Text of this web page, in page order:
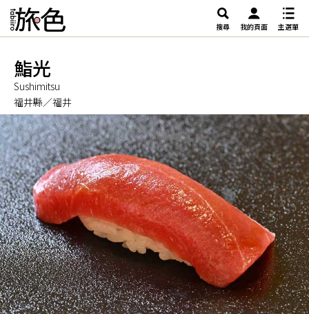
搜尋 我的頁面 主選單
鮨光
Sushimitsu
福井縣／福井